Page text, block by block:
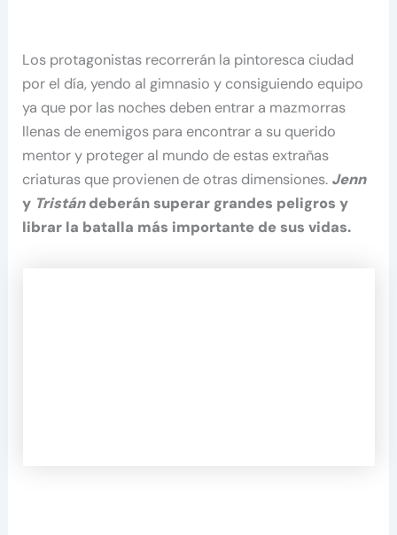
Los protagonistas recorrerán la pintoresca ciudad
por el día, yendo al gimnasio y consiguiendo equipo
ya que por las noches deben entrar a mazmorras
llenas de enemigos para encontrar a su querido
mentor y proteger al mundo de estas extrañas
criaturas que provienen de otras dimensiones. Jenn
y Tristándeberán superar grandes peligros y
librar la batalla más importante de sus vidas.